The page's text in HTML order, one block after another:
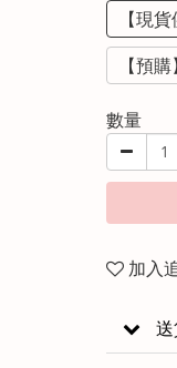
【現
【預
數量
加入